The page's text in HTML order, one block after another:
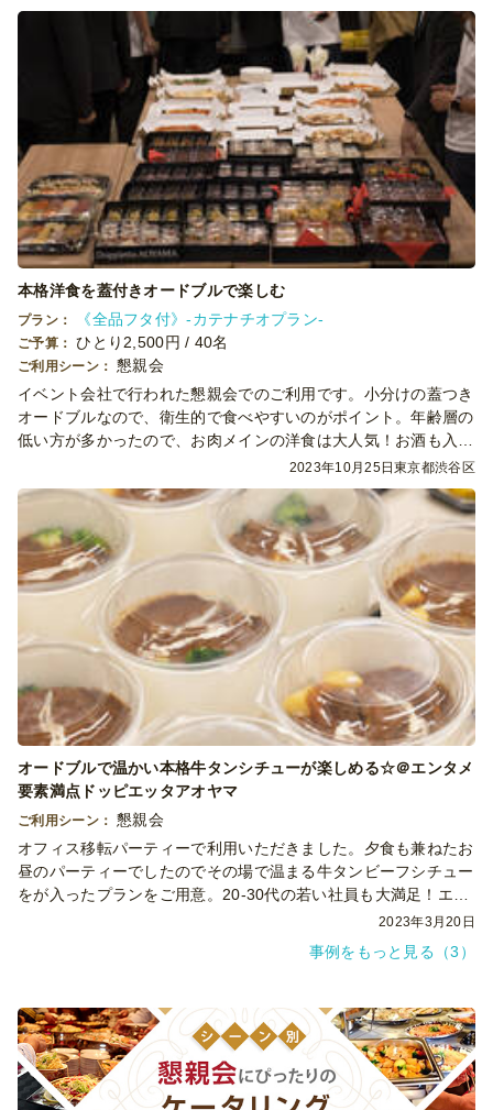
本格洋食を蓋付きオードブルで楽しむ
プラン： 《全品フタ付》-カテナチオプラン-
ご予算： ひとり2,500円 / 40名
ご利用シーン： 懇親会
イベント会社で行われた懇親会でのご利用です。小分けの蓋つき
オードブルなので、衛生的で食べやすいのがポイント。年齢層の
低い方が多かったので、お肉メインの洋食は大人気！お酒も入
り、終始和やかな雰囲気でパーティーは幕を閉じました。
2023年10月25日東京都渋谷区
オードブルで温かい本格牛タンシチューが楽しめる☆＠エンタメ
要素満点ドッピエッタアオヤマ
ご利用シーン： 懇親会
オフィス移転パーティーで利用いただきました。夕食も兼ねたお
昼のパーティーでしたのでその場で温まる牛タンビーフシチュー
をが入ったプランをご用意。20-30代の若い社員も大満足！エン
2023年3月20日
事例をもっと見る（3）